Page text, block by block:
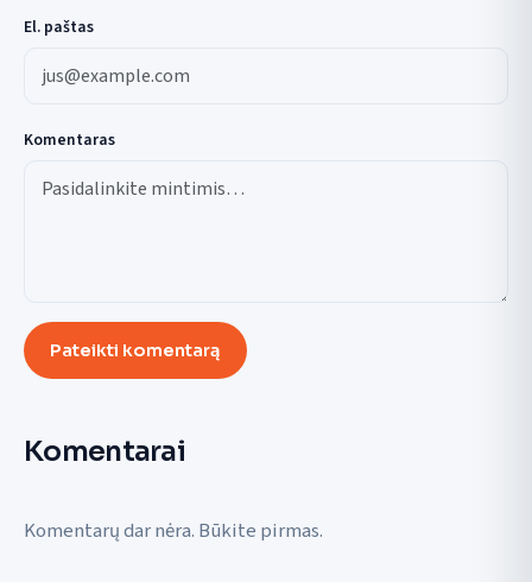
El. paštas
Komentaras
Pateikti komentarą
Komentarai
Komentarų dar nėra. Būkite pirmas.